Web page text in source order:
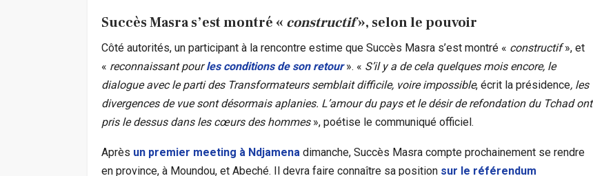
Succès Masra s’est montré « constructif», selon le pouvoir
Côté autorités, un participant à la rencontre estime que Succès Masra s’est montré « constructif», et
« reconnaissant pourles conditions de son retour ». « S’il y a de cela quelques mois encore, le
dialogue avec le parti des Transformateurs semblait difficile, voire impossible, écrit la présidence, les
divergences de vue sont désormais aplanies. L’amour du pays et le désir de refondation du Tchad ont
pris le dessus dans les cœurs des hommes», poétise le communiqué officiel.
Après un premier meeting à Ndjamena dimanche, Succès Masra compte prochainement se rendre
en province, à Moundou, et Abeché. Il devra faire connaître sa position sur le référendum